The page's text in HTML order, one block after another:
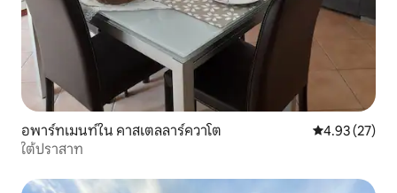
อพาร์ทเมนท์ใน คาสเตลลาร์ควาโต คะแนนเฉลี่ย
4.93 (27)
ใต้ปราสาท